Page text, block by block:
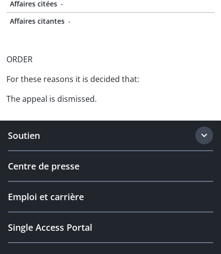
Affaires citées -
Affaires citantes -
ORDER
For these reasons it is decided that:
The appeal is dismissed.
Soutien
Centre de presse
Emploi et carrière
Single Access Portal